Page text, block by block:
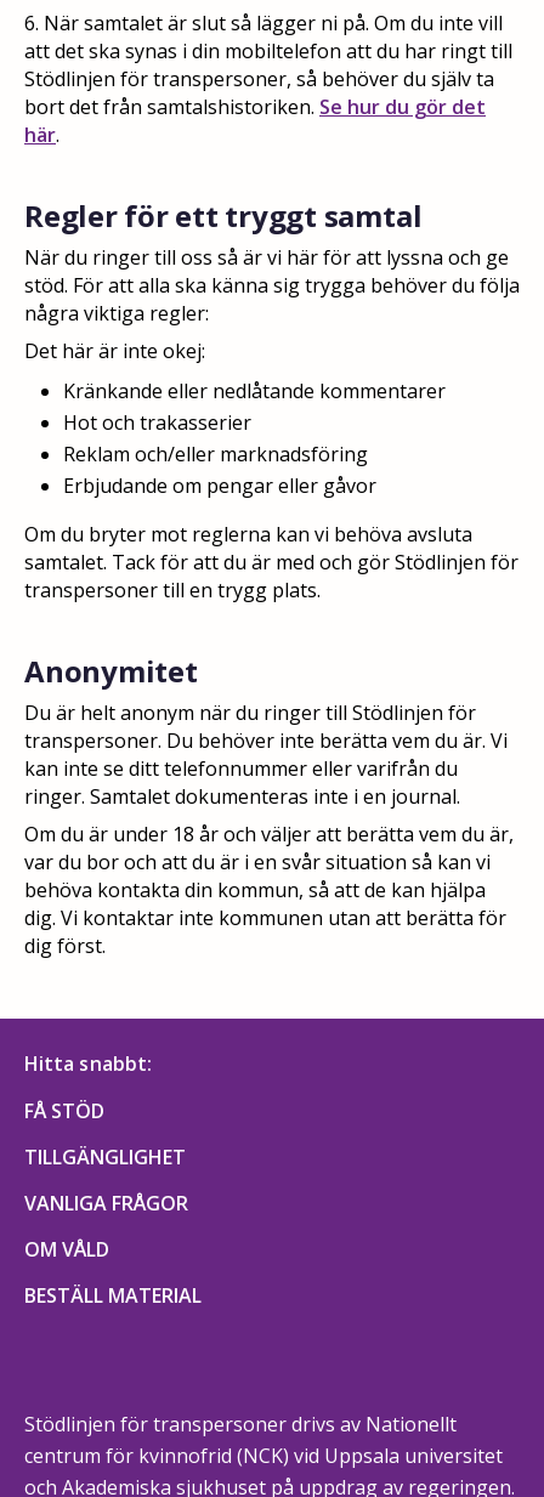
6. När samtalet är slut så lägger ni på. Om du inte vill
att det ska synas i din mobiltelefon att du har ringt till
Stödlinjen för transpersoner, så behöver du själv ta
bort det från samtalshistoriken. Se hur du gör det
här.
Regler för ett tryggt samtal
När du ringer till oss så är vi här för att lyssna och ge
stöd. För att alla ska känna sig trygga behöver du följa
några viktiga regler:
Det här är inte okej:
Kränkande eller nedlåtande kommentarer
Hot och trakasserier
Reklam och/eller marknadsföring
Erbjudande om pengar eller gåvor
Om du bryter mot reglerna kan vi behöva avsluta
samtalet. Tack för att du är med och gör Stödlinjen för
transpersoner till en trygg plats.
Anonymitet
Du är helt anonym när du ringer till Stödlinjen för
transpersoner. Du behöver inte berätta vem du är. Vi
kan inte se ditt telefonnummer eller varifrån du
ringer. Samtalet dokumenteras inte i en journal.
Om du är under 18 år och väljer att berätta vem du är,
var du bor och att du är i en svår situation så kan vi
behöva kontakta din kommun, så att de kan hjälpa
dig. Vi kontaktar inte kommunen utan att berätta för
dig först.
Hitta snabbt:
FÅ STÖD
TILLGÄNGLIGHET
VANLIGA FRÅGOR
OM VÅLD
BESTÄLL MATERIAL
Stödlinjen för transpersoner drivs av Nationellt
centrum för kvinnofrid (NCK) vid Uppsala universitet
och Akademiska sjukhuset på uppdrag av regeringen.